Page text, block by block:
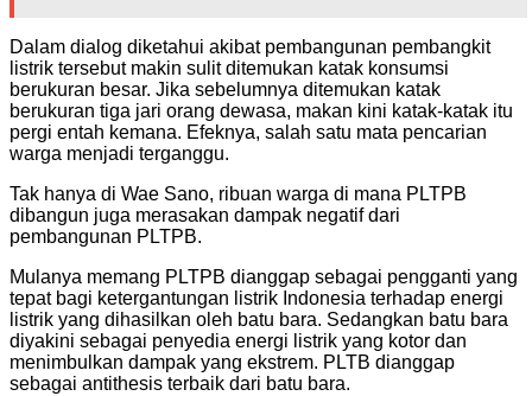
Dalam dialog diketahui akibat pembangunan pembangkit
listrik tersebut makin sulit ditemukan katak konsumsi
berukuran besar. Jika sebelumnya ditemukan katak
berukuran tiga jari orang dewasa, makan kini katak-katak itu
pergi entah kemana. Efeknya, salah satu mata pencarian
warga menjadi terganggu.
Tak hanya di Wae Sano, ribuan warga di mana PLTPB
dibangun juga merasakan dampak negatif dari
pembangunan PLTPB.
Mulanya memang PLTPB dianggap sebagai pengganti yang
tepat bagi ketergantungan listrik Indonesia terhadap energi
listrik yang dihasilkan oleh batu bara. Sedangkan batu bara
diyakini sebagai penyedia energi listrik yang kotor dan
menimbulkan dampak yang ekstrem. PLTB dianggap
sebagai antithesis terbaik dari batu bara.